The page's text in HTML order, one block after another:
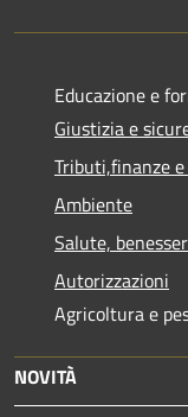
Educazione e
Giustizia e
Tributi,finanze
Ambiente
Salute,
Autorizzazioni
Agricoltura e
NOVITÀ